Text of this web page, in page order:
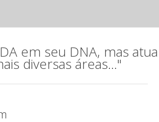
em seu DNA, mas atua
diversas áreas..."